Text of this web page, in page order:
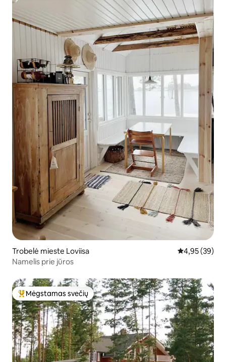
Trobelė mieste Loviisa Vidutinis
4,95 (39)
Namelis prie jūros
Svečių mėgstamiausias
Mėgstamas svečių